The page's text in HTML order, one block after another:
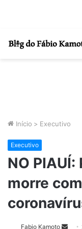
Início > Executivo
Executivo
NO
morre
Fabio Kamoto